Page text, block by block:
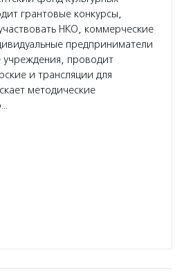
грантовые конкурсы,
НКО, коммерческие
предприниматели
учреждения, проводит
и трансляции для
методические